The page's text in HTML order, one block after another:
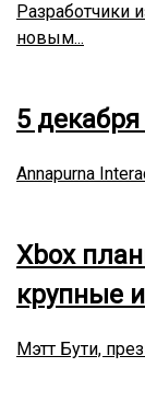
Разработчики
новым...
5
Annapurna
Xbox
крупные
Мэтт Бути,